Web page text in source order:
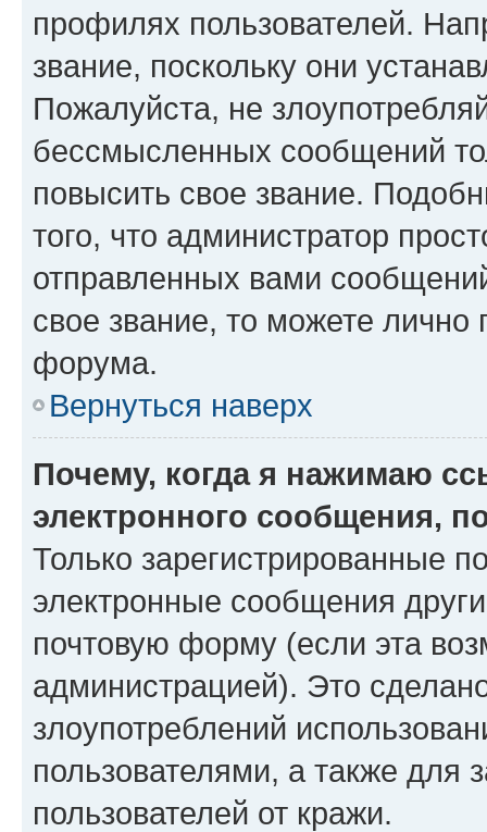
профилях пользователей.
звание, поскольку они
Пожалуйста, не
бессмысленных сообщений
повысить свое звание.
того, что администратор
отправленных вами
свое звание, то можете лично
форума.
Вернуться наверх
Почему, когда я нажимаю
электронного сообщения,
Только зарегистрированные
электронные сообщения
почтовую форму (если эта
администрацией). Это
злоупотреблений
пользователями, а также для
пользователей от кражи.